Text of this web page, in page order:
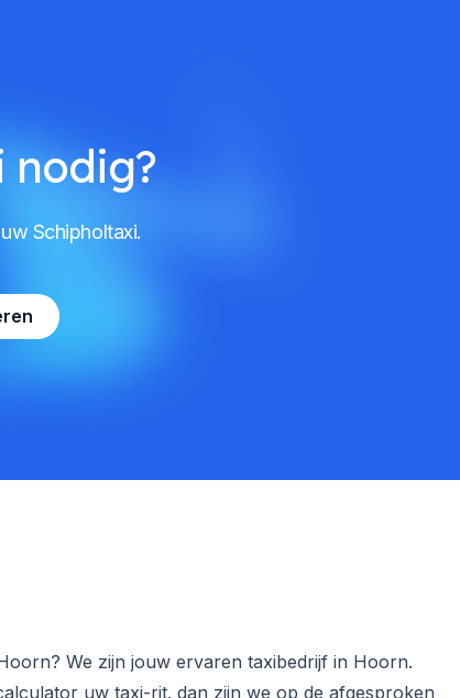
nodig?
Schipholtaxi.
We zijn jouw ervaren taxibedrijf in Hoorn.
uw taxi-rit. dan zijn we op de afgesproken